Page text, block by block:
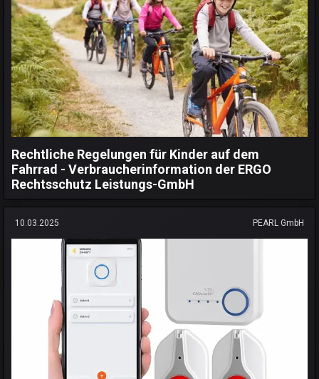
Rechtliche Regelungen für Kinder auf dem
Fahrrad - Verbraucherinformation der ERGO
Rechtsschutz Leistungs-GmbH
10.03.2025 PEARL GmbH